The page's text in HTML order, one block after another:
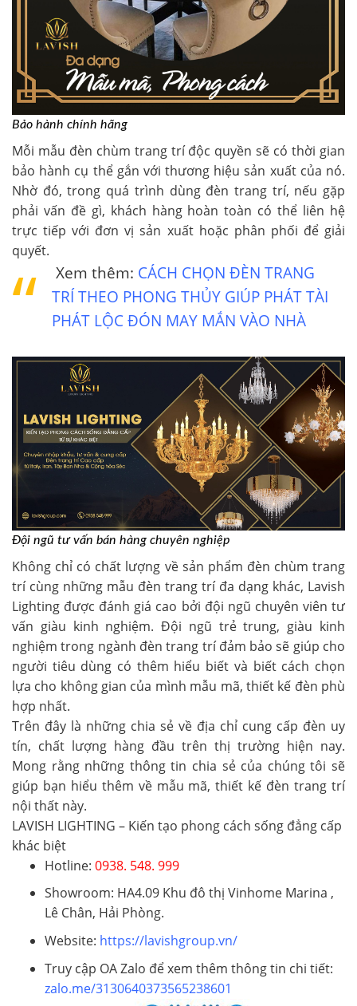
Bảo hành chính hãng
Mỗi mẫu đèn chùm trang trí độc quyền sẽ có thời gian
bảo hành cụ thể gắn với thương hiệu sản xuất của nó.
Nhờ đó, trong quá trình dùng đèn trang trí, nếu gặp
phải vấn đề gì, khách hàng hoàn toàn có thể liên hệ
trực tiếp với đơn vị sản xuất hoặc phân phối để giải
quyết.
Xem thêm: CÁCH CHỌN ĐÈN TRANG
TRÍ THEO PHONG THỦY GIÚP PHÁT TÀI
PHÁT LỘC ĐÓN MAY MẮN VÀO NHÀ
Đội ngũ tư vấn bán hàng chuyên nghiệp
Không chỉ có chất lượng về sản phẩm đèn chùm trang
trí cùng những mẫu đèn trang trí đa dạng khác, Lavish
Lighting được đánh giá cao bởi đội ngũ chuyên viên tư
vấn giàu kinh nghiệm. Đội ngũ trẻ trung, giàu kinh
nghiệm trong ngành đèn trang trí đảm bảo sẽ giúp cho
người tiêu dùng có thêm hiểu biết và biết cách chọn
lựa cho không gian của mình mẫu mã, thiết kế đèn phù
hợp nhất.
Trên đây là những chia sẻ về địa chỉ cung cấp đèn uy
tín, chất lượng hàng đầu trên thị trường hiện nay.
Mong rằng những thông tin chia sẻ của chúng tôi sẽ
giúp bạn hiểu thêm về mẫu mã, thiết kế đèn trang trí
nội thất này.
LAVISH LIGHTING – Kiến tạo phong cách sống đẳng cấp
khác biệt
Hotline: 0938. 548. 999
Showroom: HA4.09 Khu đô thị Vinhome Marina ,
Lê Chân, Hải Phòng.
Website: https://lavishgroup.vn/
Truy cập OA Zalo để xem thêm thông tin chi tiết:
zalo.me/3130640373565238601